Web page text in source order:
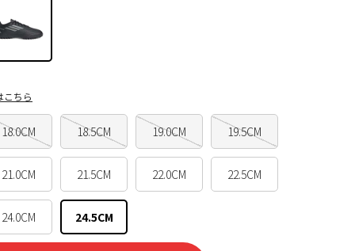
18.0CM 18.5CM 19.0CM 19.5CM
21.0CM 21.5CM 22.0CM 22.5CM
24.0CM 24.5CM
こちら